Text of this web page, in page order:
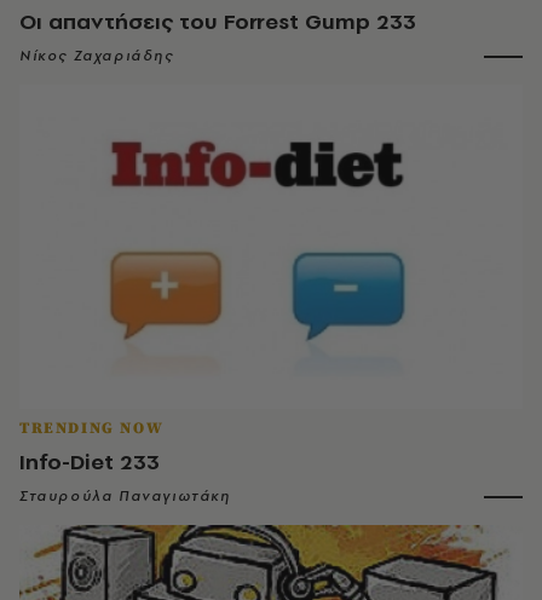
Οι απαντήσεις του Forrest Gump 233
Νίκος Ζαχαριάδης
TRENDING NOW
Info-Diet 233
Σταυρούλα Παναγιωτάκη